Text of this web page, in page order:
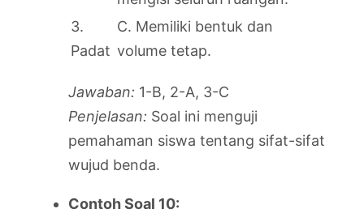
3.
Padat
C. Memiliki bentuk dan
volume tetap.
Jawaban: 1-B, 2-A, 3-C
Penjelasan: Soal ini menguji
pemahaman siswa tentang sifat-sifat
wujud benda.
Contoh Soal 10: